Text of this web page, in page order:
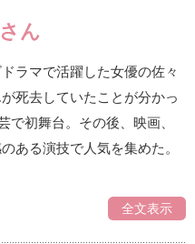
ん
ラマで活躍した女優の佐々
死去していたことが分かっ
初舞台。その後、映画、
ある演技で人気を集めた。
全文表示